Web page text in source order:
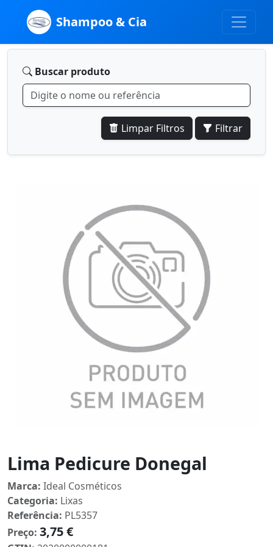
Shampoo & Cia
Buscar produto
Limpar Filtros Filtrar
Lima Pedicure Donegal
Marca: Ideal Cosméticos
Categoria: Lixas
Referência: PL5357
Preço: 3,75 €